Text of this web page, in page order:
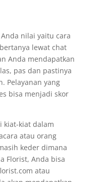
nilai yaitu cara
lewat chat
Anda mendapatkan
pas dan pastinya
Pelayanan yang
bisa menjadi skor
kiat-kiat dalam
atau orang
keder dimana
Florist, Anda bisa
atau